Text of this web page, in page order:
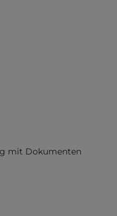
mit Dokumenten